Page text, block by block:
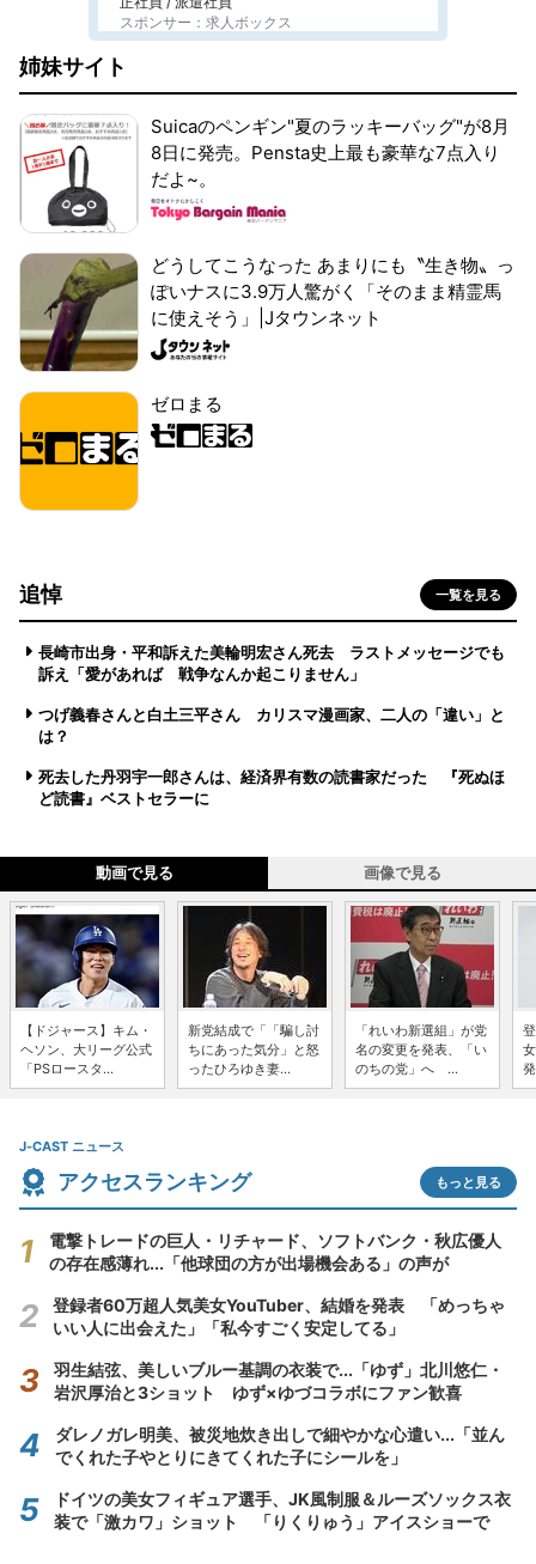
スポンサー：求人ボックス
姉妹サイト
Suicaのペンギン"夏のラッキーバッグ"が8月
8日に発売。Pensta史上最も豪華な7点入り
だよ~。
どうしてこうなった あまりにも〝生き物〟っ
ぽいナスに3.9万人驚がく「そのまま精霊馬
に使えそう」|Jタウンネット
ゼロまる
追悼 一覧を見る
長崎市出身・平和訴えた美輪明宏さん死去 ラストメッセージでも
訴え「愛があれば 戦争なんか起こりません」
つげ義春さんと白土三平さん カリスマ漫画家、二人の「違い」と
は？
死去した丹羽宇一郎さんは、経済界有数の読書家だった 『死ぬほ
ど読書』ベストセラーに
動画で見る 画像で見る
【ドジャース】キム・
ヘソン、大リーグ公式
「PSロースタ...
新党結成で「「騙し討
ちにあった気分」と怒
ったひろゆき妻...
「れいわ新選組」が党
名の変更を発表、「い
のちの党」へ ...
J-CAST ニュース
アクセスランキング もっと見る
電撃トレードの巨人・リチャード、ソフトバンク・秋広優人
の存在感薄れ...「他球団の方が出場機会ある」の声が
登録者60万超人気美女YouTuber、結婚を発表 「めっちゃ
いい人に出会えた」「私今すごく安定してる」
羽生結弦、美しいブルー基調の衣装で...「ゆず」北川悠仁・
岩沢厚治と3ショット ゆず×ゆづコラボにファン歓喜
ダレノガレ明美、被災地炊き出しで細やかな心遣い...「並ん
でくれた子やとりにきてくれた子にシールを」
ドイツの美女フィギュア選手、JK風制服＆ルーズソックス衣
装で「激カワ」ショット 「りくりゅう」アイスショーで